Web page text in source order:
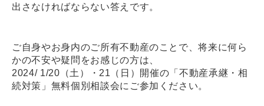
出さなければならない答えです。
ご自身やお身内のご所有不動産のことで、将来に何ら
かの不安や疑問をお感じの方は、
2024/ 1/20（土）・21（日）開催の「不動産承継・相
続対策」無料個別相談会にご参加ください。